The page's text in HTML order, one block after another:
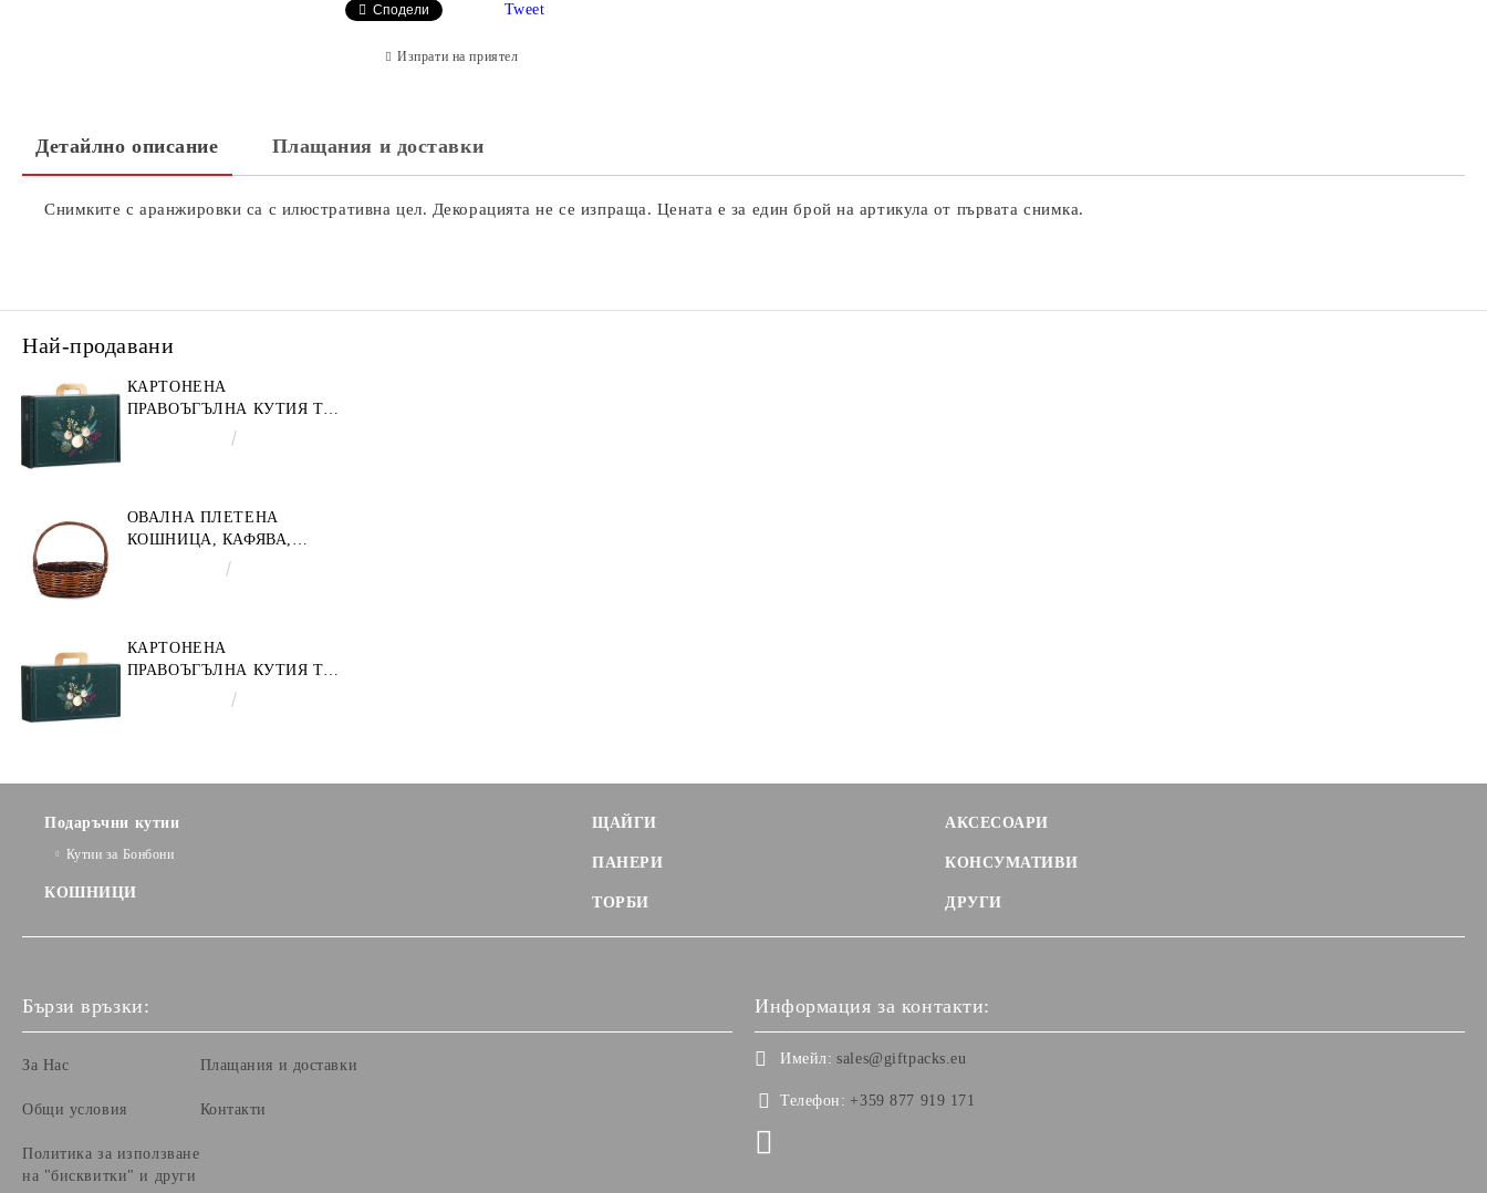
Сподели Tweet
Изпрати на приятел
Детайлно описание Плащания и доставки
Снимките с аранжировки са с илюстративна цел. Декорацията не се изпраща. Цената е за един брой на артикула от първата снимка.
Най-продавани
КАРТОНЕНА
ПРАВОЪГЪЛНА КУТИЯ ТИП
"КУФАРЧЕ" ENCHANTED
ОВАЛНА ПЛЕТЕНА
КОШНИЦА, КАФЯВА,
35X30X12 СМ, SP609M
КАРТОНЕНА
ПРАВОЪГЪЛНА КУТИЯ ТИП
"КУФАРЧЕ" ENCHANTED
Подаръчни кутии
Кутии за Бонбони
КОШНИЦИ
ЩАЙГИ
ПАНЕРИ
ТОРБИ
АКСЕСОАРИ
КОНСУМАТИВИ
ДРУГИ
Бързи връзки:
За Нас
Общи условия
Политика за използване
на "бисквитки" и други
Плащания и доставки
Контакти
Информация за контакти:
Имейл: sales@giftpacks.eu
Телефон: +359 877 919 171